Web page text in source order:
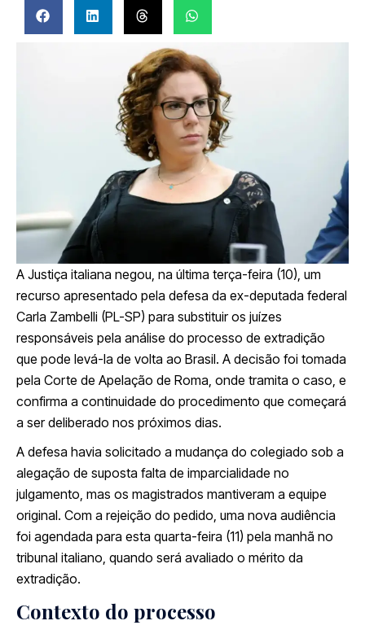
A Justiça italiana negou, na última terça-feira (10), um
recurso apresentado pela defesa da ex-deputada federal
Carla Zambelli (PL-SP) para substituir os juízes
responsáveis pela análise do processo de extradição
que pode levá-la de volta ao Brasil. A decisão foi tomada
pela Corte de Apelação de Roma, onde tramita o caso, e
confirma a continuidade do procedimento que começará
a ser deliberado nos próximos dias.
A defesa havia solicitado a mudança do colegiado sob a
alegação de suposta falta de imparcialidade no
julgamento, mas os magistrados mantiveram a equipe
original. Com a rejeição do pedido, uma nova audiência
foi agendada para esta quarta-feira (11) pela manhã no
tribunal italiano, quando será avaliado o mérito da
extradição.
Contexto do processo